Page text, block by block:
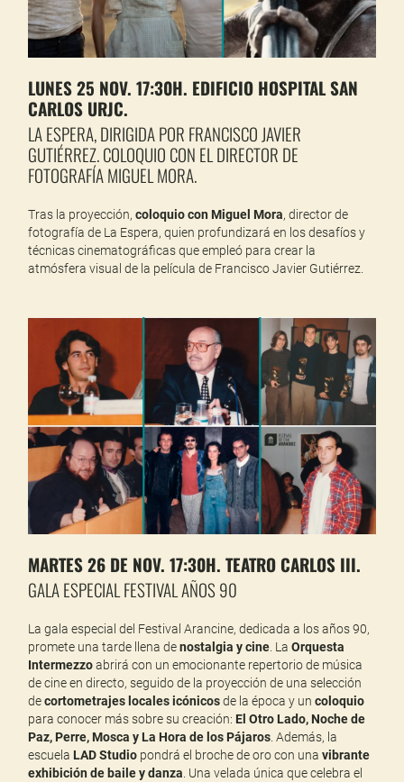
LUNES 25 NOV. 17:30H. EDIFICIO HOSPITAL SAN
CARLOS URJC.
LA ESPERA, DIRIGIDA POR FRANCISCO JAVIER
GUTIÉRREZ. COLOQUIO CON EL DIRECTOR DE
FOTOGRAFÍA MIGUEL MORA.
Tras la proyección,coloquio con Miguel Mora, director de
fotografía de La Espera, quien profundizará en los desafíos y
técnicas cinematográficas que empleó para crear la
atmósfera visual de la película de Francisco Javier Gutiérrez.
MARTES 26 DE NOV. 17:30H. TEATRO CARLOS III.
GALA ESPECIAL FESTIVAL AÑOS 90
La gala especial del Festival Arancine, dedicada a los años 90,
promete una tarde llena denostalgia y cine . LaOrquesta
Intermezzoabrirá con un emocionante repertorio de música
de cine en directo, seguido de la proyección de una selección
decortometrajes locales icónicosde la época y uncoloquio
para conocer más sobre su creación:El Otro Lado, Noche de
Paz, Perre, Mosca y La Hora de los Pájaros . Además, la
escuelaLAD Studio pondrá el broche de oro con unavibrante
exhibición de baile y danza . Una velada única que celebra el